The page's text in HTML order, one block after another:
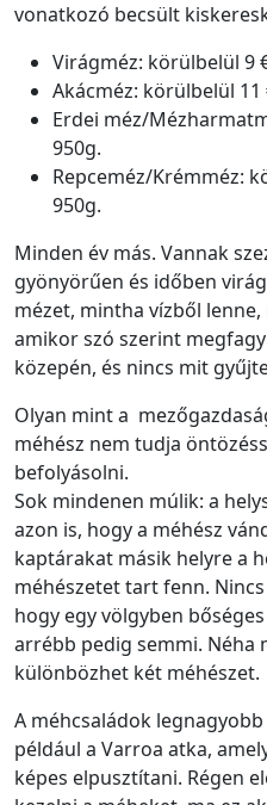
vonatkozó becsült
Virágméz: körülbelül 9
Akácméz: körülbelül 11
Erdei méz/
950g.
Repceméz/Krémméz:
950g.
Minden év más. Vannak
gyönyörűen és időben
mézet, mintha vízből
amikor szó szerint
közepén, és nincs mit
Olyan mint a
méhész nem tudja
befolyásolni.
Sok mindenen múlik: a
azon is, hogy a méhész
kaptárakat másik helyre a
méhészetet tart fenn.
hogy egy völgyben
arrébb pedig semmi. Néha
különbözhet két méhészet.
A méhcsaládok
például a Varroa atka,
képes elpusztítani. Régen